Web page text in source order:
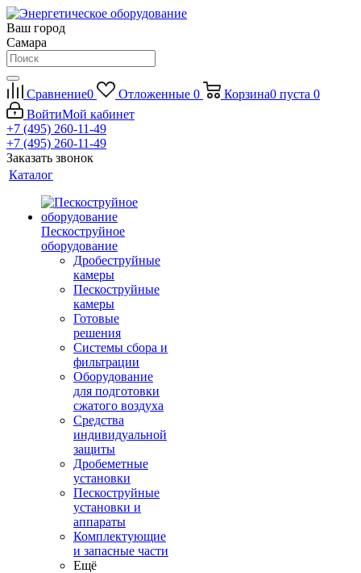
Ваш город
Самара
Сравнение0 Отложенные 0 Корзина0 пуста 0
ВойтиМой кабинет
+7 (495) 260-11-49
+7 (495) 260-11-49
Заказать звонок
Каталог
Пескоструйное
оборудование
Дробеструйные
камеры
Пескоструйные
камеры
Готовые
решения
Системы сбора и
фильтрации
Оборудование
для подготовки
сжатого воздуха
Средства
индивидуальной
защиты
Дробеметные
установки
Пескоструйные
установки и
аппараты
Комплектующие
и запасные части
Ещё